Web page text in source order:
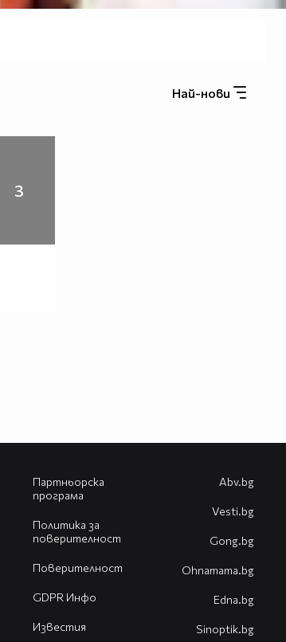
Най-нови
3
Партньорска
програма
Политика за
поверителност
Поверителност
GDPR Инфо
Известия
Abv.bg
Vesti.bg
Gong.bg
Оhnamama.bg
Edna.bg
Sinoptik.bg